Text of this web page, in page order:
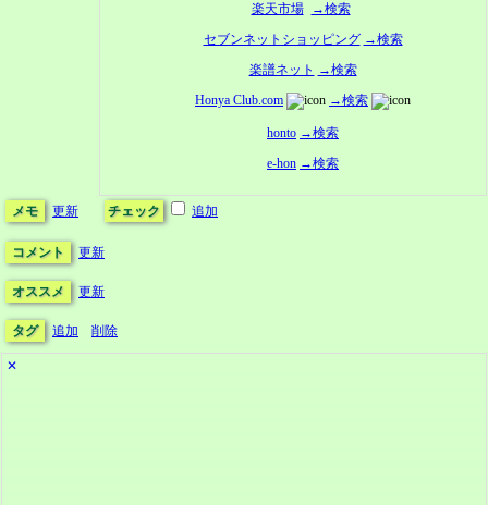
楽天市場
→検索
セブンネットショッピング →検索
楽譜ネット →検索
Honya Club.com
→検索
honto →検索
e-hon →検索
メモ 更新 チェック 追加
コメント 更新
オススメ 更新
タグ 追加 削除
✕